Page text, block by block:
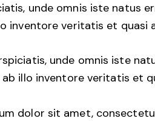
unde omnis iste natus
inventore veritatis et
unde omnis iste
ab illo inventore veritatis et
dolor sit amet,